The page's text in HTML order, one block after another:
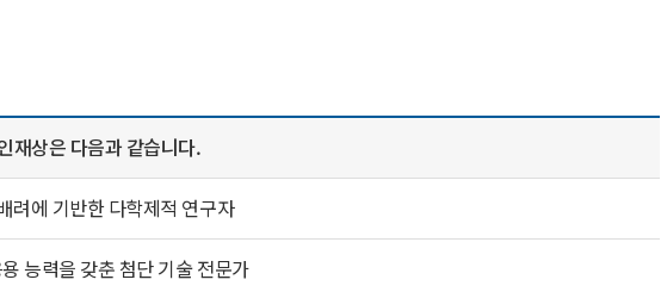
재상은 다음과 같습니다.
려에 기반한 다학제적 연구자
능력을 갖춘 첨단 기술 전문가